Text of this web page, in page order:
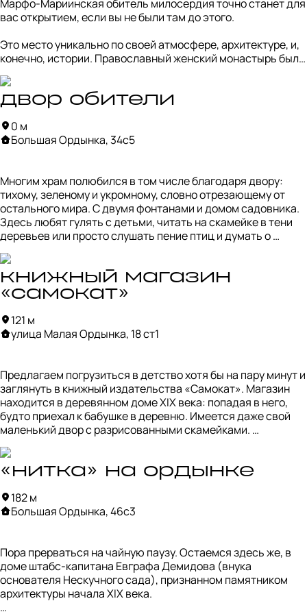
трёх фасадах 12 мозаик с изображением церквей — это
память о замоскворецких храмах, снесенных после 1917
года.
Марфо-Мариинская обитель милосердия точно станет для
вас открытием, если вы не были там до этого.
Это место уникально по своей атмосфере, архитектуре, и,
конечно, истории. Православный женский монастырь был
основан в 1909 году княгиней Елизаветой Фёдоровной
(сестрой последней российской императрицы Александры
Фёдоровны), решившей принять монашество после смерти
На территории обители три храма. Главный — Собор
многие больше знают как автора мавзолея,
констуктивистских зданий и сталинских домов. На
западном фасаде красуется мозаичная икона Спаса
Нерукотворного, выполненная Михаилом Нестеровым. Он
же автор внутренних росписей, которые отличают храм
сюжетами и орнаментами.
двор обители
0 м
Большая Ордынка, 34с5
Многим храм полюбился в том числе благодаря двору:
тихому, зеленому и укромному, словно отрезающему от
остального мира. С двумя фонтанами и домом садовника.
Здесь любят гулять с детьми, читать на скамейке в тени
деревьев или просто слушать пение птиц и думать о
вечном.
По возможности зайдите в дом-музей Великой княгини
Елизаветы Феодоровны (где она провела последние годы
изделиями, выполненными в местной мастерской.
На территории  проводятся городские благотворительные
книжный магазин
«самокат»
121 м
улица Малая Ордынка, 18 ст1
Предлагаем погрузиться в детство хотя бы на пару минут и
заглянуть в книжный издательства «Самокат». Магазин
находится в деревянном доме XIX века: попадая в него,
будто приехал к бабушке в деревню. Имеется даже свой
маленький двор с разрисованными скамейками.
Издательство «Самокат» — первое независимое детское
книжное издательство в России. Среди его книг — лучшее,
что можно найти в литературном мире разных стран, в
переводах более чем с 15 языков. Авторы многих текстов и
иллюстраций — лауреаты престижных премий. Тут вы
Каждую неделю для юных читателей проводятся
тематические мероприятия и выставки, а также книжный
клуб.
«нитка» на ордынке
182 м
Большая Ордынка, 46с3
Пора прерваться на чайную паузу. Остаемся здесь же, в
доме штабс-капитана Евграфа Демидова (внука
основателя Нескучного сада), признанном памятником
архитектуры начала XIX века.